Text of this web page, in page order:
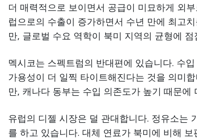
더 매력적으로 보이면서 공급이 미묘하게 외
럽으로의 수출이 증가하면서 수년 만에 최고
만, 글로벌 수요 역학이 북미 지역의 균형에
멕시코는 스펙트럼의 반대편에 있습니다. 수
가용성이 더 일찍 타이트해진다는 것을 의미
만, 캐나다 동부는 수입 의존도가 높기 때문에
유럽의 디젤 시장은 덜 관대합니다. 정유소는
를 하고 있습니다. 대체 연료가 북미에 비해